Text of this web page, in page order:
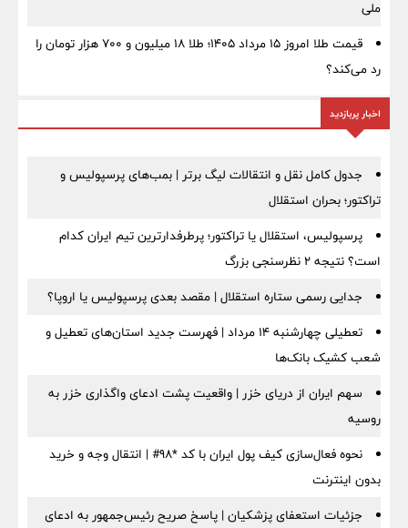
ملی
قیمت طلا امروز ۱۵ مرداد ۱۴۰۵؛ طلا ۱۸ میلیون و ۷۰۰ هزار تومان را
رد می‌کند؟
اخبار پربازدید
جدول کامل نقل و انتقالات لیگ برتر | بمب‌های پرسپولیس و
تراکتور؛ بحران استقلال
پرسپولیس، استقلال یا تراکتور؛ پرطرفدارترین تیم ایران کدام
است؟ نتیجه ۲ نظرسنجی بزرگ
جدایی رسمی ستاره استقلال | مقصد بعدی پرسپولیس یا اروپا؟
تعطیلی چهارشنبه ۱۴ مرداد | فهرست جدید استان‌های تعطیل و
شعب کشیک بانک‌ها
سهم ایران از دریای خزر | واقعیت پشت ادعای واگذاری خزر به
روسیه
نحوه فعال‌سازی کیف پول ایران با کد *98# | انتقال وجه و خرید
بدون اینترنت
جزئیات استعفای پزشکیان | پاسخ صریح رئیس‌جمهور به ادعای